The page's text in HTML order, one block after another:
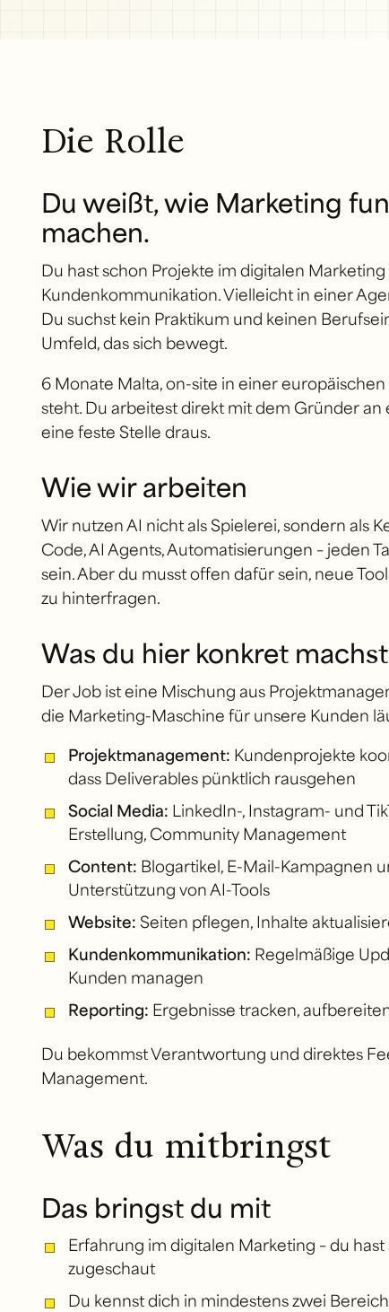
Die Rolle
Du weißt, wie Marketing
machen.
Du hast schon Projekte im digitalen
Kundenkommunikation. Vielleicht in einer
Du suchst kein Praktikum und keinen
Umfeld, das sich bewegt.
6 Monate Malta, on-site in einer
steht. Du arbeitest direkt mit dem Gründer
eine feste Stelle draus.
Wie wir arbeiten
Wir nutzen AI nicht als Spielerei, sondern als
Code, AI Agents, Automatisierungen – jeden
sein. Aber du musst offen dafür sein, neue
zu hinterfragen.
Was du hier konkret machst
Der Job ist eine Mischung aus
die Marketing-Maschine für unsere Kunden
Projektmanagement: Kundenprojekte
dass Deliverables pünktlich rausgehen
Social Media: LinkedIn-, Instagram- und
Erstellung, Community Management
Content: Blogartikel, E-Mail-Kampagnen
Unterstützung von AI-Tools
Website: Seiten pflegen, Inhalte
Kundenkommunikation: Regelmäßige
Kunden managen
Reporting: Ergebnisse tracken,
Du bekommst Verantwortung und direktes
Management.
Was du mitbringst
Das bringst du mit
Erfahrung im digitalen Marketing – du
zugeschaut
Du kennst dich in mindestens zwei